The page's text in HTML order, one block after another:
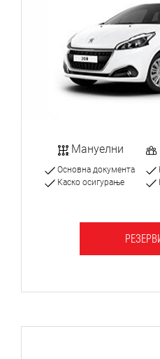
Мануелни
Основна документа
Каско осигурање